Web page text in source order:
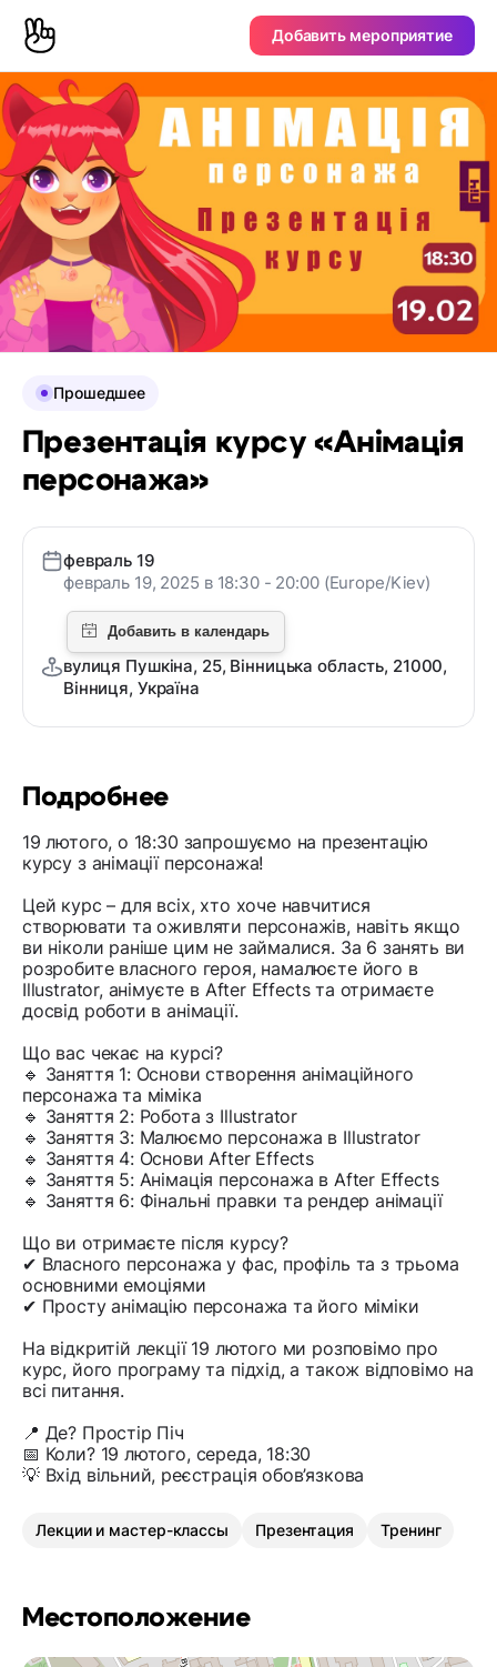
Добавить мероприятие
Подробнее
19 лютого, о 18:30 запрошуємо на презентацію
курсу з анімації персонажа!
Цей курс – для всіх, хто хоче навчитися
створювати та оживляти персонажів, навіть якщо
ви ніколи раніше цим не займалися. За 6 занять ви
розробите власного героя, намалюєте його в
Illustrator, анімуєте в After Effects та отримаєте
досвід роботи в анімації.
Що вас чекає на курсі?
🔹 Заняття 1: Основи створення анімаційного
персонажа та міміка
🔹 Заняття 2: Робота з Illustrator
🔹 Заняття 3: Малюємо персонажа в Illustrator
🔹 Заняття 4: Основи After Effects
🔹 Заняття 5: Анімація персонажа в After Effects
🔹 Заняття 6: Фінальні правки та рендер анімації
Що ви отримаєте після курсу?
✔ Власного персонажа у фас, профіль та з трьома
основними емоціями
✔ Просту анімацію персонажа та його міміки
На відкритій лекції 19 лютого ми розповімо про
курс, його програму та підхід, а також відповімо на
всі питання.
📍 Де? Простір Піч
📅 Коли? 19 лютого, середа, 18:30
💡 Вхід вільний, реєстрація обов’язкова
Лекции и мастер-классы Презентация Тренинг
Местоположение
Прошедшее
Презентація курсу «Анімація
персонажа»
февраль 19
февраль 19, 2025 в 18:30 - 20:00 (Europe/Kiev)
вулиця Пушкіна, 25, Вінницька область, 21000,
Вінниця, Україна